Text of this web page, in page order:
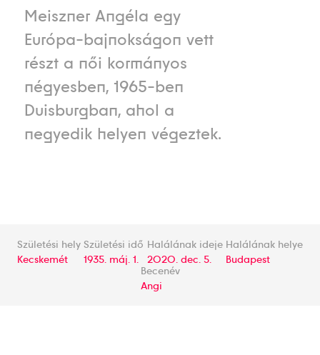
Meiszner Angéla egy
Európa-bajnokságon vett
részt a női kormányos
négyesben, 1965-ben
Duisburgban, ahol a
negyedik helyen végeztek.
Születési hely
Kecskemét
Születési idő
1935. máj. 1.
Halálának ideje
2020. dec. 5.
Halálának helye
Budapest
Becenév
Angi